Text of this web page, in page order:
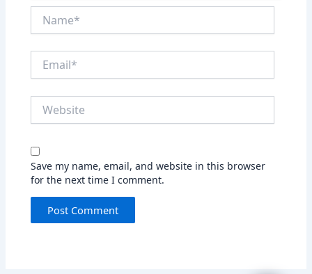
Save my name, email, and website in this browser
for the next time I comment.